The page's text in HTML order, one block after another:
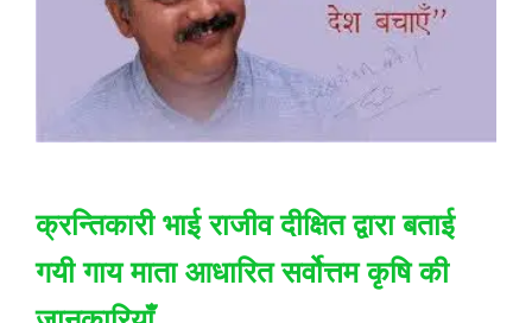
क्रन्तिकारी भाई राजीव दीक्षित द्वारा बताई
गयी गाय माता आधारित सर्वोत्तम कृषि की